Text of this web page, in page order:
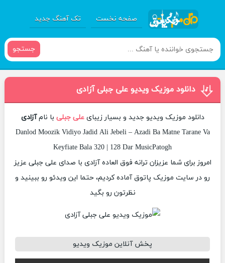
صفحه نخست تک آهنگ جدید
جستجو
دانلود موزیک ویدیو علی جبلی آزادی
دانلود موزیک ویدیو جدید و بسیار زیبایعلی جبلی با نامآزادی
Danlod Moozik Vidiyo Jadid Ali Jebeli – Azadi Ba Matne Tarane Va
Keyfiate Bala 320 | 128 Dar MusicPatogh
امروز برای شما عزیزان ترانه فوق العاده آزادی با صدای علی جبلی عزیز
رو در سایت موزیک پاتوق آماده کردیم، حتما این ویدئو رو ببینید و
نظرتون رو بگید
پخش آنلاین موزیک ویدیو